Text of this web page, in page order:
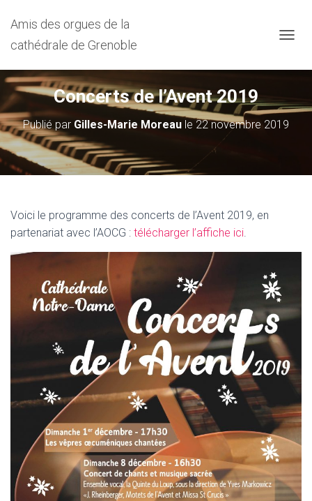
Amis des orgues de la
cathédrale de Grenoble
P
E
R
A
Concerts de l’Avent 2019
Publié par Gilles-Marie Moreau le 22 novembre 2019
Voici le programme des concerts de l’Avent 2019, en
partenariat avec l’AOCG : télécharger l’affiche ici.